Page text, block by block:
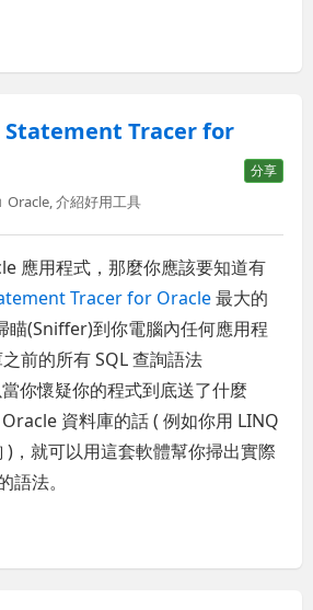
Statement Tracer for
分享
Oracle,介紹好用工具
應用程式，那麼你應該要知道有
Tracer for Oracle最大的
瞄(Sniffer)到你電腦內任何應用程
前的所有 SQL 查詢語法
你懷疑你的程式到底送了什麼
資料庫的話 ( 例如你用 LINQ
，就可以用這套軟體幫你掃出實際
法。